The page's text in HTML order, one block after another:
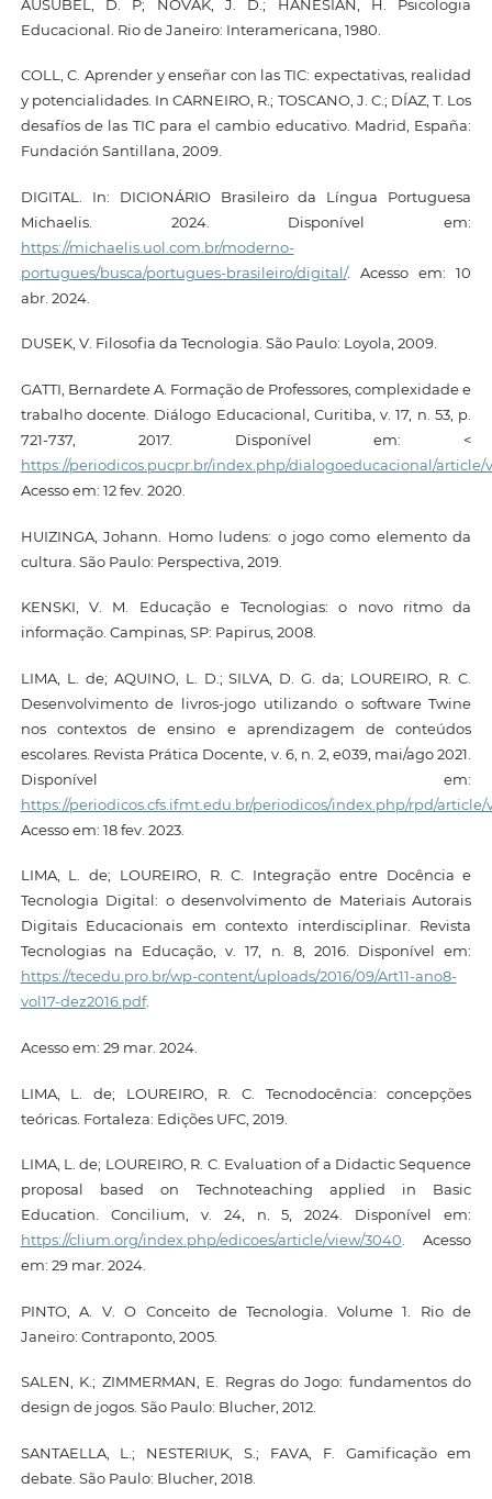
AUSUBEL, D. P; NOVAK, J. D.; HANESIAN, H. Psicologia
Educacional. Rio de Janeiro: Interamericana, 1980.
COLL, C. Aprender y enseñar con las TIC: expectativas, realidad
y potencialidades. In CARNEIRO, R.; TOSCANO, J. C.; DÍAZ, T. Los
desafíos de las TIC para el cambio educativo. Madrid, España:
Fundación Santillana, 2009.
DIGITAL. In: DICIONÁRIO Brasileiro da Língua Portuguesa
Michaelis. 2024. Disponível em:
https://michaelis.uol.com.br/moderno-
portugues/busca/portugues-brasileiro/digital/. Acesso em: 10
abr. 2024.
DUSEK, V. Filosofia da Tecnologia. São Paulo: Loyola, 2009.
GATTI, Bernardete A. Formação de Professores, complexidade e
trabalho docente. Diálogo Educacional, Curitiba, v. 17, n. 53, p.
721-737, 2017. Disponível em: <
https://periodicos.pucpr.br/index.php/dialogoeducacional/article/
Acesso em: 12 fev. 2020.
HUIZINGA, Johann. Homo ludens: o jogo como elemento da
cultura. São Paulo: Perspectiva, 2019.
KENSKI, V. M. Educação e Tecnologias: o novo ritmo da
informação. Campinas, SP: Papirus, 2008.
LIMA, L. de; AQUINO, L. D.; SILVA, D. G. da; LOUREIRO, R. C.
Desenvolvimento de livros-jogo utilizando o software Twine
nos contextos de ensino e aprendizagem de conteúdos
escolares. Revista Prática Docente, v. 6, n. 2, e039, mai/ago 2021.
Disponível em:
https://periodicos.cfs.ifmt.edu.br/periodicos/index.php/rpd/article/
Acesso em: 18 fev. 2023.
LIMA, L. de; LOUREIRO, R. C. Integração entre Docência e
Tecnologia Digital: o desenvolvimento de Materiais Autorais
Digitais Educacionais em contexto interdisciplinar. Revista
Tecnologias na Educação, v. 17, n. 8, 2016. Disponível em:
https://tecedu.pro.br/wp-content/uploads/2016/09/Art11-ano8-
vol17-dez2016.pdf.
Acesso em: 29 mar. 2024.
LIMA, L. de; LOUREIRO, R. C. Tecnodocência: concepções
teóricas. Fortaleza: Edições UFC, 2019.
LIMA, L. de; LOUREIRO, R. C. Evaluation of a Didactic Sequence
proposal based on Technoteaching applied in Basic
Education. Concilium, v. 24, n. 5, 2024. Disponível em:
https://clium.org/index.php/edicoes/article/view/3040 . Acesso
em: 29 mar. 2024.
PINTO, A. V. O Conceito de Tecnologia. Volume 1. Rio de
Janeiro: Contraponto, 2005.
SALEN, K.; ZIMMERMAN, E. Regras do Jogo: fundamentos do
design de jogos. São Paulo: Blucher, 2012.
SANTAELLA, L.; NESTERIUK, S.; FAVA, F. Gamificação em
debate. São Paulo: Blucher, 2018.